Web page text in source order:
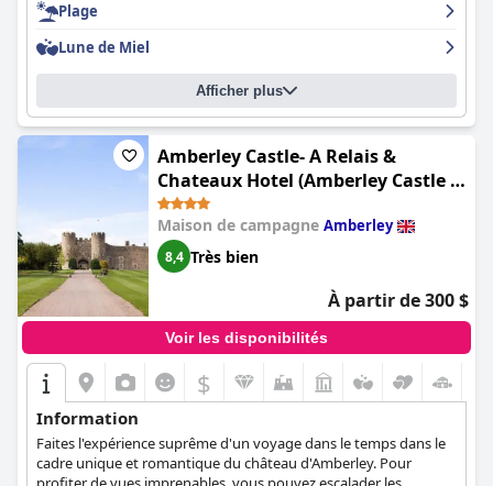
l'un des critiques l'a même recommandé comme un endroit
agréable pour les familles hongroises.
Plage
Lune de Miel
Afficher plus
Amberley Castle- A Relais &
Chateaux Hotel (Amberley Castle -
A Relais & Chateaux Hotel)
Maison de campagne Amberley
8,4 Très bien
À partir de 300 $
Voir les disponibilités
$
Information
Faites l'expérience suprême d'un voyage dans le temps dans le
cadre unique et romantique du château d'Amberley. Pour